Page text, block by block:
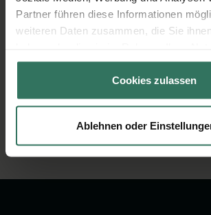
Partner führen diese Informationen
weiteren Daten zusammen, die Sie
gesammelt haben.
Cookies zulassen
Ablehnen oder
Weiler